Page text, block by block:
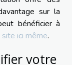
sur la
bénéficier à
ici même.
votre